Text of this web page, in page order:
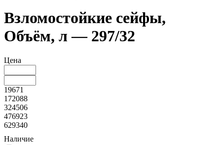
Взломостойкие сейфы,
Объём, л — 297/32
Цена
19671
172088
324506
476923
629340
Наличие